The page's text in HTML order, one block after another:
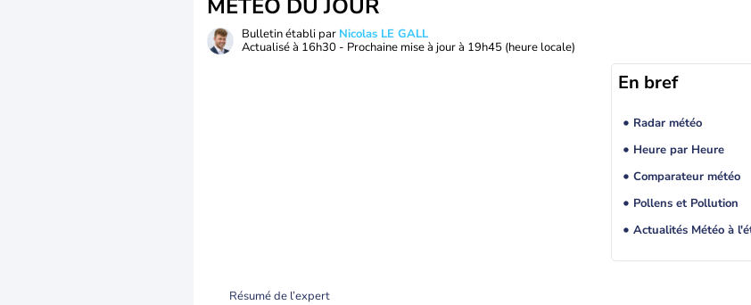
MÉTÉO DU JOUR
Bulletin établi par Nicolas LE GALL
Actualisé à 16h30 - Prochaine mise à jour à 19h45 (heure locale)
En bref
Radar météo
Heure par Heure
Comparateur météo
Pollens et Pollution
Résumé de l’expert